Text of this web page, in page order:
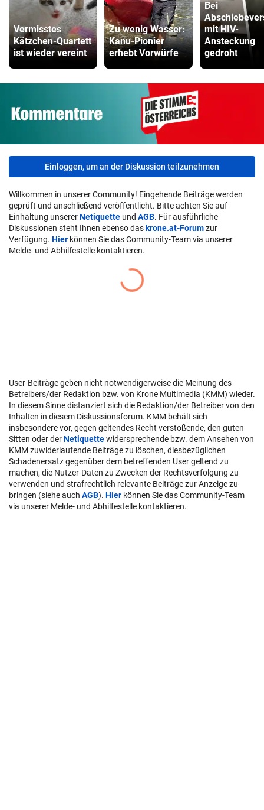
Vermisstes
Kätzchen-Quartett
ist wieder vereint
Zu wenig Wasser:
Kanu-Pionier
erhebt Vorwürfe
Bei
mit HIV-
Ansteckung
gedroht
Einloggen, um an der Diskussion teilzunehmen
Willkommen in unserer Community! Eingehende Beiträge werden
geprüft und anschließend veröffentlicht. Bitte achten Sie auf
Einhaltung unsererNetiquette und AGB. Für ausführliche
Diskussionen steht Ihnen ebenso das krone.at-Forumzur
Verfügung. Hier können Sie das Community-Team via unserer
Melde- und Abhilfestelle kontaktieren.
User-Beiträge geben nicht notwendigerweise die Meinung des
Betreibers/der Redaktion bzw. von Krone Multimedia (KMM) wieder.
In diesem Sinne distanziert sich die Redaktion/der Betreiber von den
Inhalten in diesem Diskussionsforum. KMM behält sich
insbesondere vor, gegen geltendes Recht verstoßende, den guten
Sitten oder derNetiquettewidersprechende bzw. dem Ansehen von
KMM zuwiderlaufende Beiträge zu löschen, diesbezüglichen
Schadenersatz gegenüber dem betreffenden User geltend zu
machen, die Nutzer-Daten zu Zwecken der Rechtsverfolgung zu
verwenden und strafrechtlich relevante Beiträge zur Anzeige zu
bringen (siehe auch AGB). Hier können Sie das Community-Team
via unserer Melde- und Abhilfestelle kontaktieren.